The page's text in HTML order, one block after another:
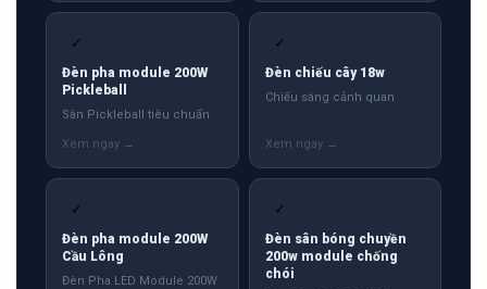
✓
Đèn pha module 200W
Pickleball
Sân Pickleball tiêu chuẩn
✓
Đèn chiếu cây 18w
Chiếu sáng cảnh quan
✓
Đèn pha module 200W
Cầu Lông
Đèn Pha LED Module 200W
✓
Đèn sân bóng chuyền
200w module chống
chói